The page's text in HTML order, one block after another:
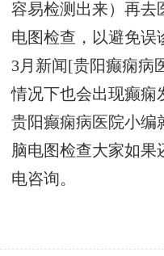
容易检测出来）再去
电图检查，以避免误
3月新闻[贵阳癫痫病
情况下也会出现癫痫
贵阳癫痫病医院小编
脑电图检查大家如果
电咨询。